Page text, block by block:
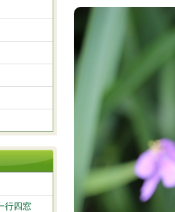
行四窓